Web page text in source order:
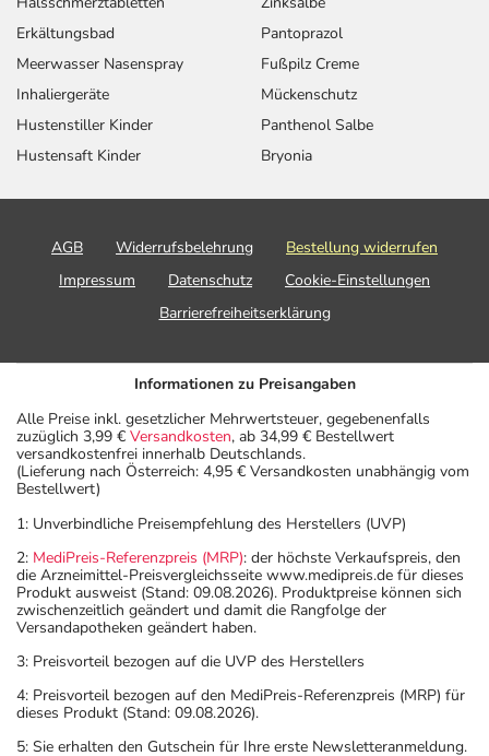
Erkältungsbad
Meerwasser Nasenspray
Inhaliergeräte
Hustenstiller Kinder
Hustensaft Kinder
Pantoprazol
Fußpilz Creme
Mückenschutz
Panthenol Salbe
Bryonia
AGB Widerrufsbelehrung
Bestellung widerrufen
Impressum
Datenschutz
Cookie-Einstellungen
Barrierefreiheitserklärung
Informationen zu Preisangaben
Alle Preise inkl. gesetzlicher Mehrwertsteuer, gegebenenfalls
zuzüglich 3,99 € Versandkosten, ab 34,99 € Bestellwert
versandkostenfrei innerhalb Deutschlands.
(Lieferung nach Österreich: 4,95 € Versandkosten unabhängig vom
Bestellwert)
1: Unverbindliche Preisempfehlung des Herstellers (UVP)
2: MediPreis-Referenzpreis (MRP): der höchste Verkaufspreis, den
die Arzneimittel-Preisvergleichsseite www.medipreis.de für dieses
Produkt ausweist (Stand: 09.08.2026). Produktpreise können sich
zwischenzeitlich geändert und damit die Rangfolge der
Versandapotheken geändert haben.
3: Preisvorteil bezogen auf die UVP des Herstellers
4: Preisvorteil bezogen auf den MediPreis-Referenzpreis (MRP) für
dieses Produkt (Stand: 09.08.2026).
5: Sie erhalten den Gutschein für Ihre erste Newsletteranmeldung.